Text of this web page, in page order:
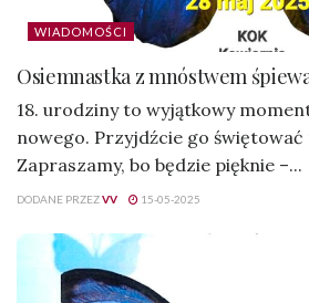
WIADOMOŚCI
Osiemnastka z mnóstwem
18. urodziny to wyjątkowy
nowego. Przyjdźcie go świętować
Zapraszamy, bo będzie pięknie –...
DODANE PRZEZVV 15-05-2025